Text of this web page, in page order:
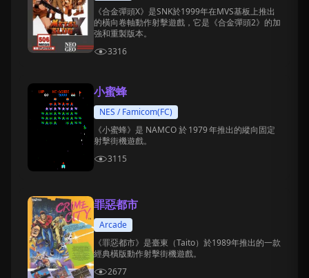
《合金彈頭X》是SNK於1999年在MVS基板上推出
的橫向卷軸動作射擊遊戲，它是《合金彈頭2》的加
強和重製版本。
3316
小蜜蜂
NES / Famicom(FC)
《小蜜蜂》是 NAMCO 於 1979 年推出的縱向固定
射擊街機遊戲。
3115
罪惡都市
Arcade
《罪惡都市》是臺東（Taito）於1989年推出的一款
經典橫版動作射擊街機遊戲。
2677